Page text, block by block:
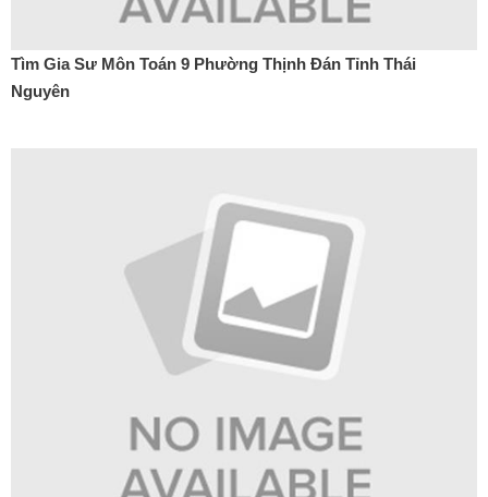
Tìm Gia Sư Môn Toán 9 Phường Thịnh Đán Tỉnh Thái
Nguyên